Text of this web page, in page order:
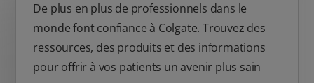
De plus en plus de professionnels dans le
monde font confiance à Colgate. Trouvez des
ressources, des produits et des informations
pour offrir à vos patients un avenir plus sain